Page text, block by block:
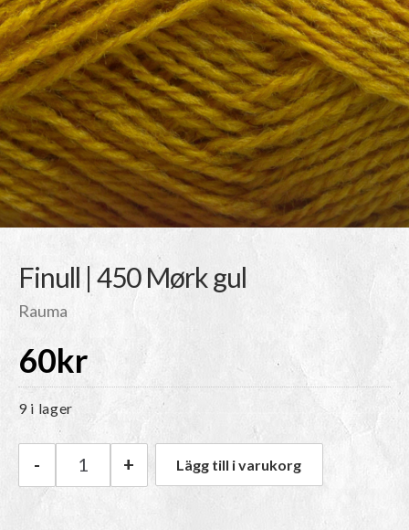
Finull | 450 Mørk gul
Rauma
60kr
9 i lager
Rauma Finull | 450 Mørk gul mängd
- + Lägg till i varukorg